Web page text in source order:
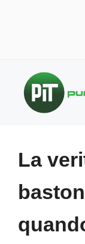
contenuto
La